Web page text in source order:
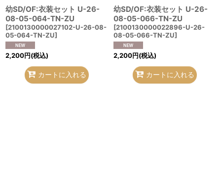
幼SD/OF:衣装セット U-26-
08-05-064-TN-ZU
[2100130000027102-U-26-08-
05-064-TN-ZU]
2,200円(税込)
カートに入れる
幼SD/OF:衣装セット U-26-
08-05-066-TN-ZU
[2100130000022896-U-26-
08-05-066-TN-ZU]
2,200円(税込)
カートに入れる